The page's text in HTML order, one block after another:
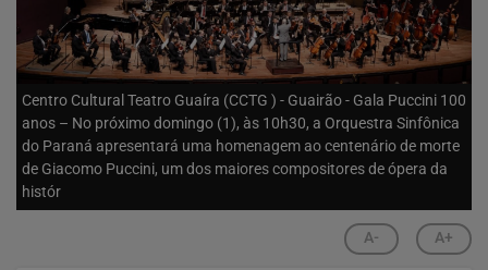
Centro Cultural Teatro Guaíra (CCTG ) - Guairão - Gala Puccini 100
anos – No próximo domingo (1), às 10h30, a Orquestra Sinfônica
do Paraná apresentará uma homenagem ao centenário de morte
de Giacomo Puccini, um dos maiores compositores de ópera da
histór
A- A+